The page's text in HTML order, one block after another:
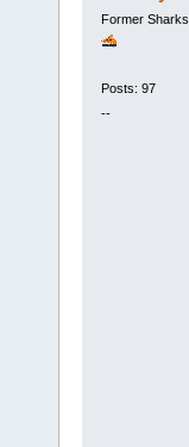
Former Sharks
Posts: 97
--